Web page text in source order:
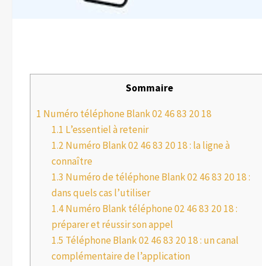
Sommaire
1 Numéro téléphone Blank 02 46 83 20 18
1.1 L’essentiel à retenir
1.2 Numéro Blank 02 46 83 20 18 : la ligne à
connaître
1.3 Numéro de téléphone Blank 02 46 83 20 18 :
dans quels cas l’utiliser
1.4Numéro Blank téléphone 02 46 83 20 18 :
préparer et réussir son appel
1.5 Téléphone Blank 02 46 83 20 18 : un canal
complémentaire de l’application